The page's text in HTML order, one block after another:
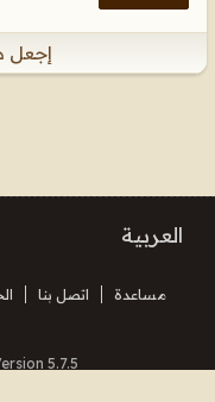
إجعل
العربية
مساعدة اتصل بنا
5.7.5